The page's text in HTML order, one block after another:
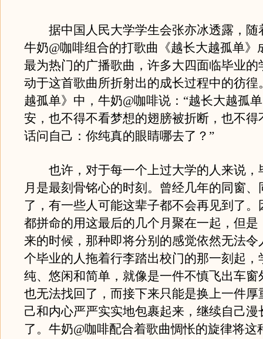
据中国人民大学学生会张亦冰透露，随
牛奶@咖啡组合的打歌曲《越长大越孤单》
最为热门的广播歌曲，许多大四面临毕业的
动于这首歌曲所折射出的成长过程中的彷徨
越孤单》中，牛奶@咖啡说：“越长大越孤
安，也不得不看梦想的翅膀被折断，也不得
话问自己：你纯真的眼睛哪去了？”
也许，对于每一个上过大学的人来说，
月是最刻骨铭心的时刻。曾经几年的同窗、
了，有一些人可能这辈子都不会再见到了。
都拼命的用这最后的几个月聚在一起，但是
来的时候，那种即将分别的感觉依然无法令
个毕业的人拖着行李踏出校门的那一刻起，
纯、悠闲和简单，就像是一件不慎飞出车窗
也无法找回了，而接下来只能是换上一件厚
己和内心严严实实地包裹起来，继续自己漫
了。牛奶@咖啡配合着歌曲惆怅的旋律将这